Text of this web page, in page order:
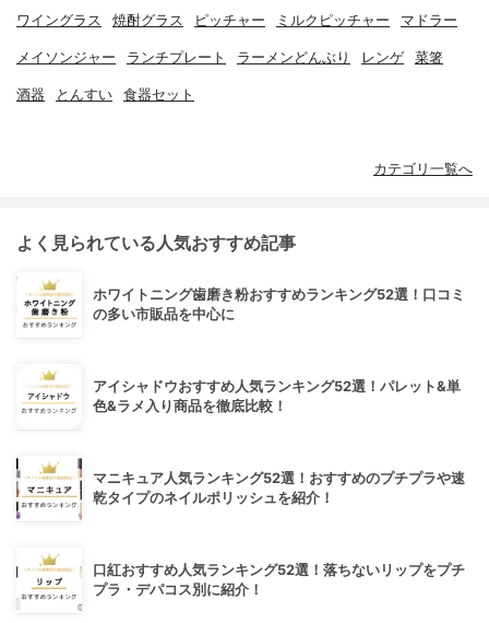
ワイングラス 焼酎グラス ピッチャー ミルクピッチャー マドラー
メイソンジャー ランチプレート ラーメンどんぶり レンゲ 菜箸
酒器 とんすい 食器セット
カテゴリ一覧へ
よく見られている人気おすすめ記事
ホワイトニング歯磨き粉おすすめランキング52選！口コミ
の多い市販品を中心に
アイシャドウおすすめ人気ランキング52選！パレット&単
色&ラメ入り商品を徹底比較！
マニキュア人気ランキング52選！おすすめのプチプラや速
乾タイプのネイルポリッシュを紹介！
口紅おすすめ人気ランキング52選！落ちないリップをプチ
プラ・デパコス別に紹介！